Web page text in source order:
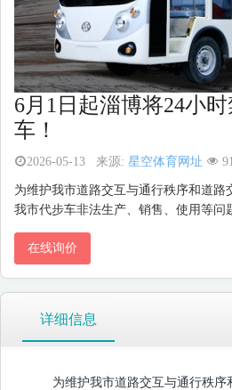
6月1日起淄博将24小
车！
2026-05-13 来源: 星空体育网址
为维护我市道路交互与通行秩序和道路
我市代步车非法生产、销售、使用等问
在线询价
详细信息
为维护我市道路交互与通行秩序